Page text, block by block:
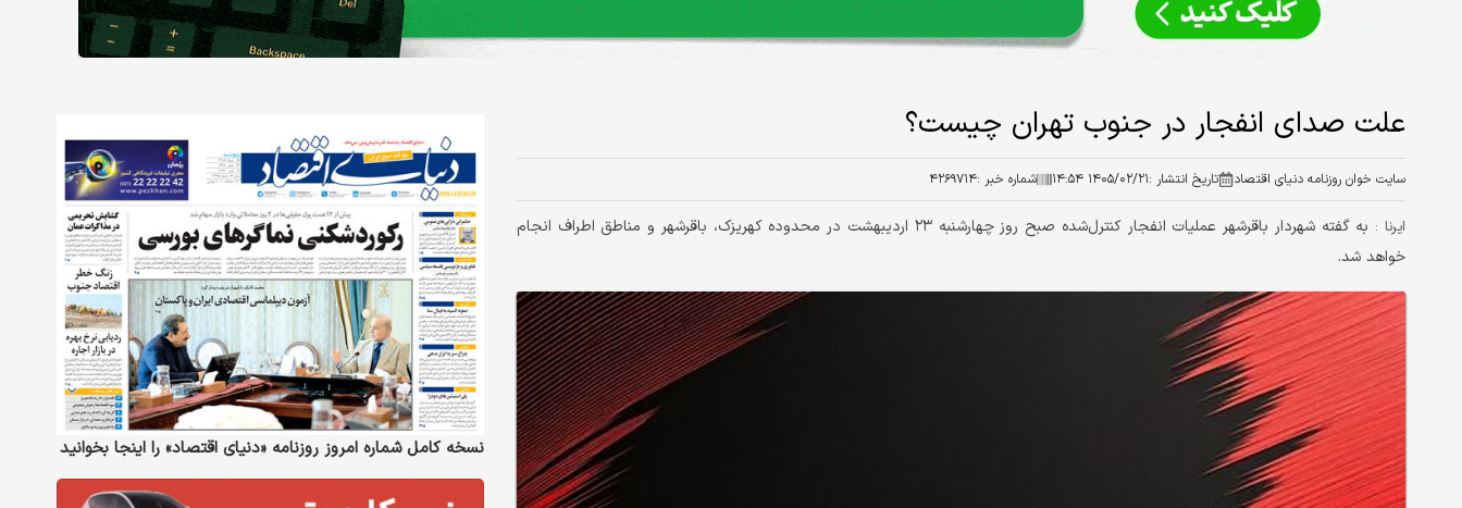
علت صدای انفجار در جنوب تهران چیست؟
سایت خوان روزنامه دنیای اقتصاد تاریخ انتشار :۱۴۰۵/۰۲/۲۱ ۱۴:۵۴ شماره خبر :۴۲۶۹۷۱۴
ایرنا :
به گفته شهردار باقرشهر عملیات انفجار کنترل‌شده صبح روز چهارشنبه ۲۳ اردیبهشت در محدوده کهریزک، باقرشهر و مناطق اطراف انجام
خواهد شد.
نسخه کامل شماره امروز روزنامه «دنیای‌ اقتصاد» را اینجا بخوانید